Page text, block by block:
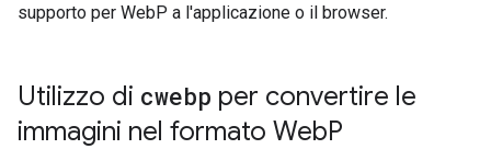
supporto per WebP a l'applicazione o il browser.
Utilizzo di cwebp per convertire le
immagini nel formato WebP